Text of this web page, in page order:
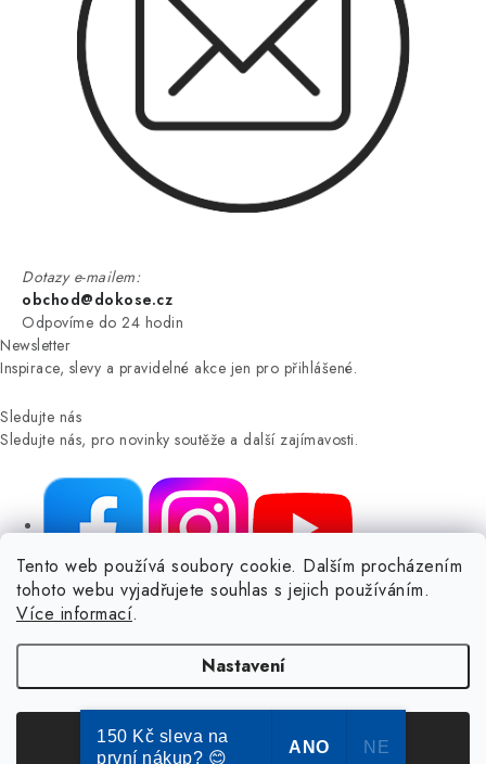
Tento web používá soubory cookie. Dalším procházením
tohoto webu vyjadřujete souhlas s jejich používáním.
Více informací.
Nastavení
Souhlasím
Dotazy e-mailem:
obchod@dokose.cz
Odpovíme do 24 hodin
Newsletter
Inspirace, slevy a pravidelné akce jen pro přihlášené.
Sledujte nás
Sledujte nás, pro novinky soutěže a další zajímavosti.
NIKARO, s.r.o.
- Dokoše.cz, Veselka 48, 259 01 Olbramovice -
Votice, ČESKÁ REPUBLIKA
Podle zákona o evidenci tržeb je prodávající povinen vystavit
Zároveň je povinen zaevidovat přijatou tržbu u správce daně online; v
případě technického výpadku pak nejpozději do 48 hodin.
150 Kč sleva na
první nákup? 😊
ANO NE